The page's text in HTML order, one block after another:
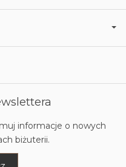
informacje o nowych
biżuterii.